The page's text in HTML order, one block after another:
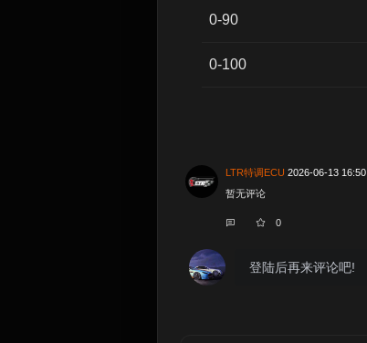
0-90
0-100
LTR特调ECU 2026-06-13 16:50
暂无评论
0